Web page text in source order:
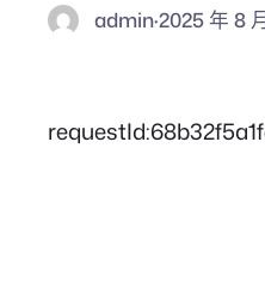
admin·2025 年 8